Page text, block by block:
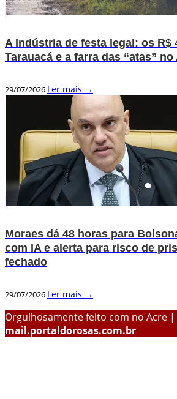
A Indústria de festa legal: os R$
Tarauacá e a farra das “atas” no
29/07/2026 Ler mais →
Moraes dá 48 horas para
com IA e alerta para risco de
fechado
29/07/2026 Ler mais →
Orgulhosamente feito com no Acre |
mail.portaldorosas.com.br